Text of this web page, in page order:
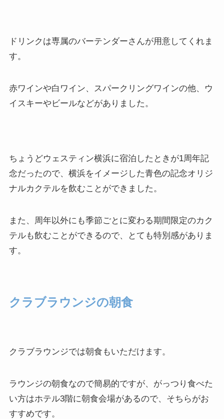
ドリンクは専属のバーテンダーさんが用意してくれま
す。
赤ワインや白ワイン、スパークリングワインの他、ウ
イスキーやビールなどがありました。
ちょうどウェスティン横浜に宿泊したときが1周年記
念だったので、横浜をイメージした青色の記念オリジ
ナルカクテルを飲むことができました。
また、周年以外にも季節ごとに変わる期間限定のカク
テルも飲むことができるので、とても特別感がありま
す。
クラブラウンジの朝食
クラブラウンジでは朝食もいただけます。
ラウンジの朝食なので簡易的ですが、がっつり食べた
い方はホテル3階に朝食会場があるので、そちらがお
すすめです。